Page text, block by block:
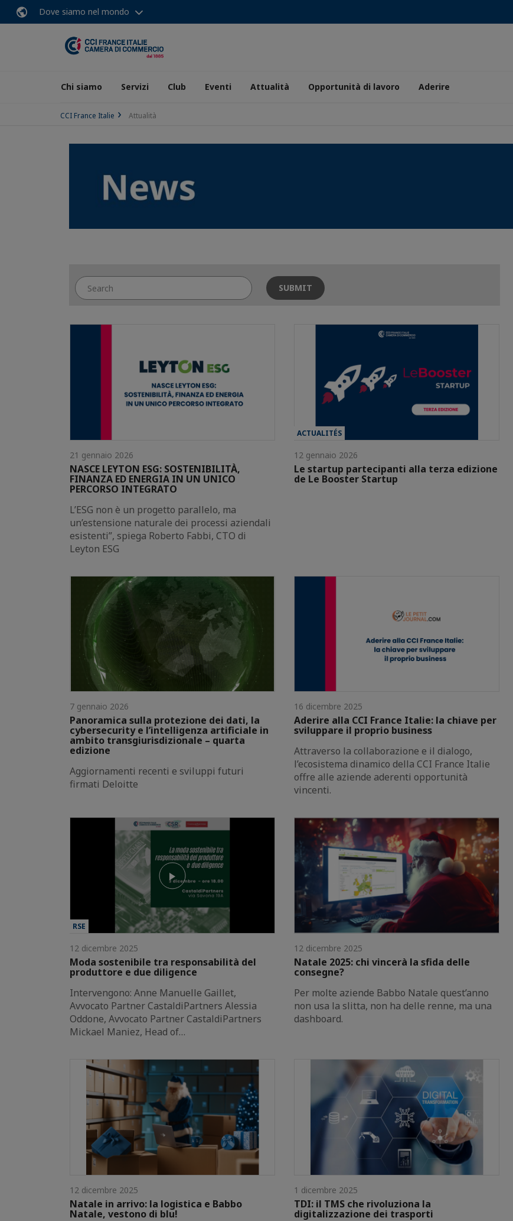
Dove siamo nel mondo
Chi siamo Servizi Club Eventi Attualità Opportunità di lavoro Aderire
CCI France Italie Attualità
21 gennaio 2026
NASCE LEYTON ESG: SOSTENIBILITÀ,
FINANZA ED ENERGIA IN UN UNICO
PERCORSO INTEGRATO
L’ESG non è un progetto parallelo, ma
un’estensione naturale dei processi aziendali
esistenti”, spiega Roberto Fabbi, CTO di
Leyton ESG
ACTUALITÉS
12 gennaio 2026
Le startup partecipanti alla terza edizione
de Le Booster Startup
7 gennaio 2026
Panoramica sulla protezione dei dati, la
cybersecurity e l’intelligenza artificiale in
ambito transgiurisdizionale – quarta
edizione
Aggiornamenti recenti e sviluppi futuri
firmati Deloitte
16 dicembre 2025
Aderire alla CCI France Italie: la chiave per
sviluppare il proprio business
Attraverso la collaborazione e il dialogo,
l’ecosistema dinamico della CCI France Italie
offre alle aziende aderenti opportunità
vincenti.
RSE
12 dicembre 2025
Moda sostenibile tra responsabilità del
produttore e due diligence
Intervengono: Anne Manuelle Gaillet,
Avvocato Partner CastaldiPartners Alessia
Oddone, Avvocato Partner CastaldiPartners
Mickael Maniez, Head of…
12 dicembre 2025
Natale 2025: chi vincerà la sfida delle
consegne?
Per molte aziende Babbo Natale quest’anno
non usa la slitta, non ha delle renne, ma una
dashboard.
12 dicembre 2025
Natale in arrivo: la logistica e Babbo
Natale, vestono di blu!
1 dicembre 2025
TDI: il TMS che rivoluziona la
digitalizzazione dei trasporti